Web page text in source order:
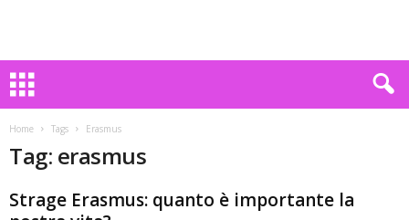
Home Tags Erasmus
Tag: erasmus
Strage Erasmus: quanto è importante la